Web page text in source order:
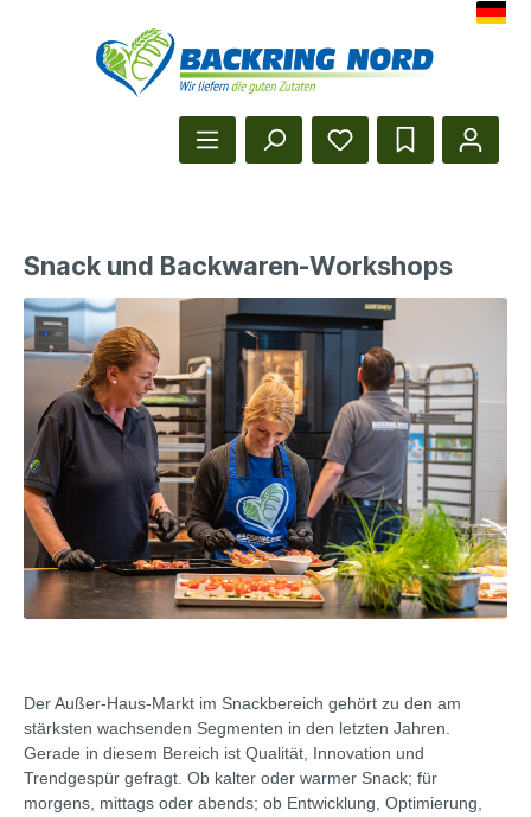
Herzlich Willkommen beim
Snack und Backwaren-Workshops
Der Außer-Haus-Markt im Snackbereich gehört zu den am
stärksten wachsenden Segmenten in den letzten Jahren.
Gerade in diesem Bereich ist Qualität, Innovation und
Trendgespür gefragt. Ob kalter oder warmer Snack; für
morgens, mittags oder abends; ob Entwicklung, Optimierung,